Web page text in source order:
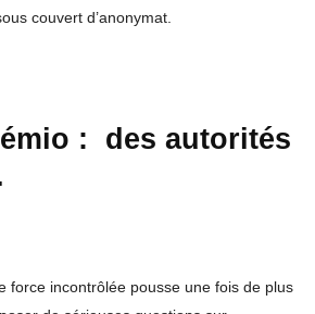
couvert d’anonymat.
: des autorités
force incontrôlée pousse une fois de plus